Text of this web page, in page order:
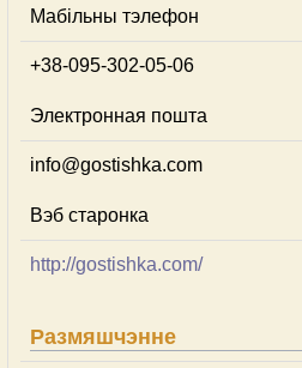
Мабільны тэлефон
+38-095-302-05-06
Электронная пошта
info@gostishka.com
Вэб старонка
http://gostishka.com/
Размяшчэнне